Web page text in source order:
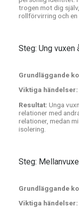
trogen mot dig
rollförvirring och en
Steg: Ung vuxen
Grundläggande
Viktiga händelser:
Resultat: Unga
relationer med
relationer, medan
isolering.
Steg:
Grundläggande
Viktiga händelser: